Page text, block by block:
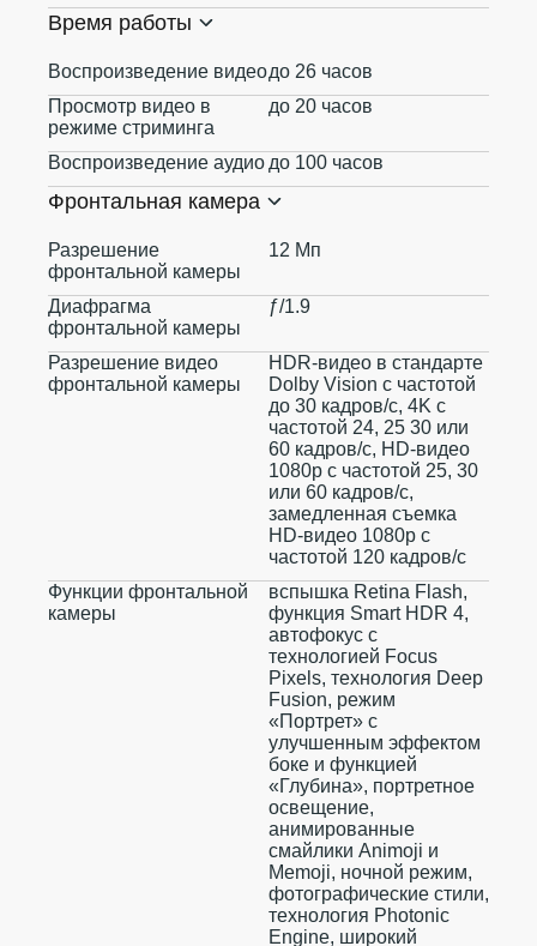
Время работы
Воспроизведение видеодо 26 часов
Просмотр видео в
режиме стриминга
до 20 часов
Воспроизведение аудио до 100 часов
Фронтальная камера
Разрешение
фронтальной камеры
12 Мп
Диафрагма
фронтальной камеры
ƒ/1.9
Разрешение видео
фронтальной камеры
HDR‑видео в стандарте
Dolby Vision с частотой
до 30 кадров/с, 4K с
частотой 24, 25 30 или
60 кадров/с, HD-видео
1080p с частотой 25, 30
или 60 кадров/с,
замедленная съемка
HD-видео 1080p с
частотой 120 кадров/с
Функции фронтальной
камеры
вспышка Retina Flash,
функция Smart HDR 4,
автофокус с
технологией Focus
Pixels, технология Deep
Fusion, режим
«Портрет» с
улучшенным эффектом
боке и функцией
«Глубина», портретное
освещение,
анимированные
смайлики Animoji и
Memoji, ночной режим,
фотографические стили,
технология Photonic
Engine, широкий